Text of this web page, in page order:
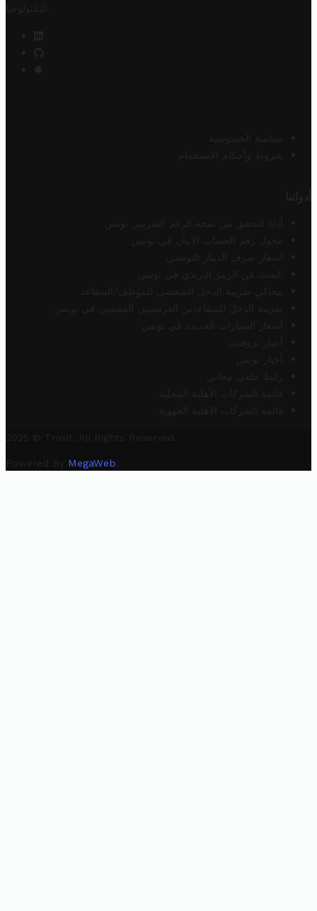
التكنولوجيا
سياسة الخصوصية
شروط وأحكام الاستخدام
أدواتنا
أداة التحقق من صحة الرقم الضريبي تونس
محول رقم الحساب الآيبان في تونس
أسعار صرف الدينار التونسي
البحث عن الرمز البريدي في تونس
محاكي ضريبة الدخل الشخصي للموظف/المتقاعد
ضريبة الدخل للمتقاعدين الفرنسيين المقيمين في تونس
أسعار السيارات الجديدة في تونس
أخبار تروفيت
أخبار تونس
رابط خلفي مجاني
قائمة الشركات الأهلية المحلية
قائمة الشركات الأهلية الجهوية
2025 © Trovit. All Rights Reserved.
Powered By MegaWeb